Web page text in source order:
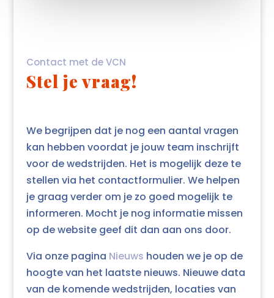
Contact met de VCN
Stel je vraag!
We begrijpen dat je nog een aantal vragen
kan hebben voordat je jouw team inschrijft
voor de wedstrijden. Het is mogelijk deze te
stellen via het contactformulier. We helpen
je graag verder om je zo goed mogelijk te
informeren. Mocht je nog informatie missen
op de website geef dit dan aan ons door.
Via onze pagina Nieuws houden we je op de
hoogte van het laatste nieuws. Nieuwe data
van de komende wedstrijden, locaties van